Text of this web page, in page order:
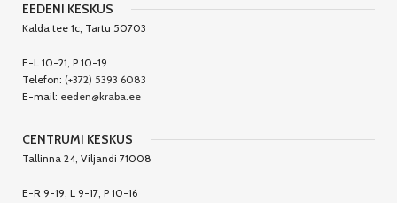
EEDENI KESKUS
Kalda tee 1c, Tartu 50703
E-L 10-21, P 10-19
Telefon: (+372) 5393 6083
E-mail: eeden@kraba.ee
CENTRUMI KESKUS
Tallinna 24, Viljandi 71008
E-R 9-19, L 9-17, P 10-16